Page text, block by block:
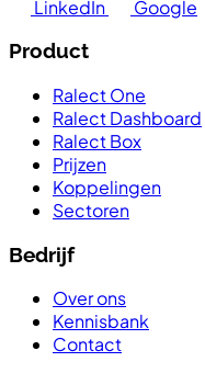
LinkedIn
Google
Product
Ralect One
Ralect Dashboard
Ralect Box
Prijzen
Koppelingen
Sectoren
Bedrijf
Over ons
Kennisbank
Contact